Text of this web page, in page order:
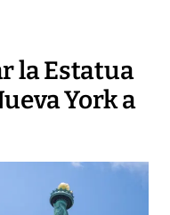
la Estatua
York a